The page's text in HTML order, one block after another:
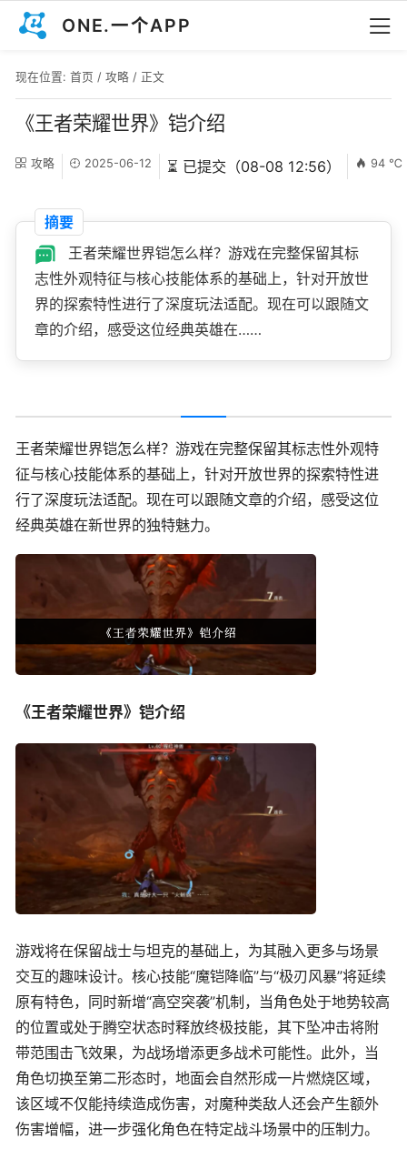
ONE.一个APP
现在位置: 首页 / 攻略 / 正文
《王者荣耀世界》铠介绍
攻略 2025-06-12 ⏳ 已提交（08-08 12:56） 94 ℃
摘要
王者荣耀世界铠怎么样？游戏在完整保留其标
志性外观特征与核心技能体系的基础上，针对开放世
界的探索特性进行了深度玩法适配。现在可以跟随文
章的介绍，感受这位经典英雄在……
王者荣耀世界铠怎么样？游戏在完整保留其标志性外观特
征与核心技能体系的基础上，针对开放世界的探索特性进
行了深度玩法适配。现在可以跟随文章的介绍，感受这位
经典英雄在新世界的独特魅力。
《王者荣耀世界》铠介绍
游戏将在保留战士与坦克的基础上，为其融入更多与场景
交互的趣味设计。核心技能“魔铠降临”与“极刃风暴”将延续
原有特色，同时新增“高空突袭”机制，当角色处于地势较高
的位置或处于腾空状态时释放终极技能，其下坠冲击将附
带范围击飞效果，为战场增添更多战术可能性。此外，当
角色切换至第二形态时，地面会自然形成一片燃烧区域，
该区域不仅能持续造成伤害，对魔种类敌人还会产生额外
伤害增幅，进一步强化角色在特定战斗场景中的压制力。